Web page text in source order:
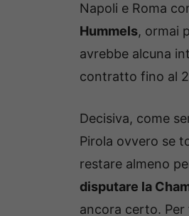
Napoli e Roma
Hummels, ormai
avrebbe alcuna
contratto fino al
Decisiva, come
Pirola ovvero se
restare almeno
disputare la
ancora certo. Per